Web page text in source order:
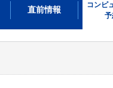
直前情報
コンピ
予